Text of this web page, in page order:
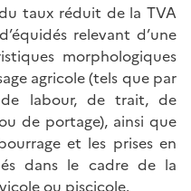
taux réduit de la TVA
relevant d’une
morphologiques
agricole (tels que par
de labour, de trait, de
de portage), ainsi que
et les prises en
dans le cadre de la
ou piscicole.